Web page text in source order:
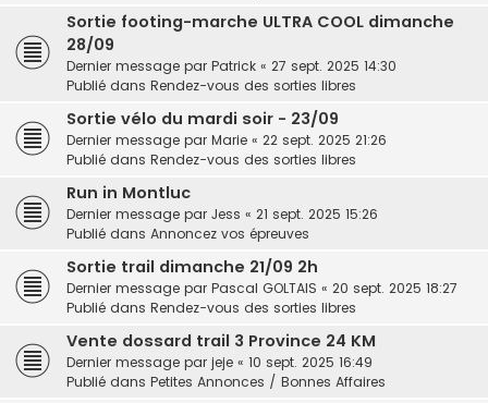
Sortie footing-marche ULTRA COOL dimanche
28/09
Dernier message par Patrick « 27 sept. 2025 14:30
Publié dans Rendez-vous des sorties libres
Sortie vélo du mardi soir - 23/09
Dernier message par Marie « 22 sept. 2025 21:26
Publié dans Rendez-vous des sorties libres
Run in Montluc
Dernier message par Jess « 21 sept. 2025 15:26
Publié dans Annoncez vos épreuves
Sortie trail dimanche 21/09 2h
Dernier message par Pascal GOLTAIS « 20 sept. 2025 18:27
Publié dans Rendez-vous des sorties libres
Vente dossard trail 3 Province 24 KM
Dernier message par jeje « 10 sept. 2025 16:49
Publié dans Petites Annonces / Bonnes Affaires